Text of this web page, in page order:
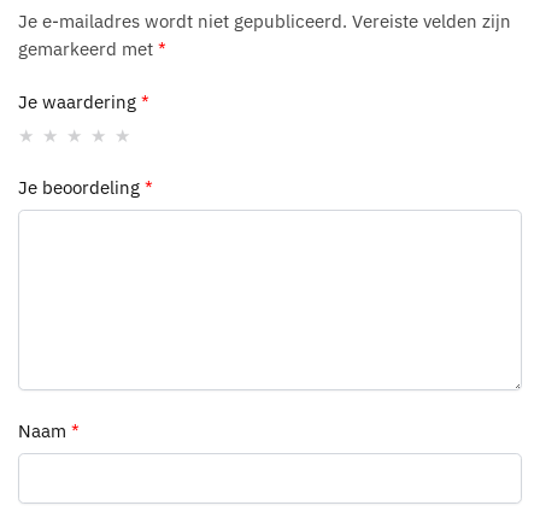
Je e-mailadres wordt niet gepubliceerd. Vereiste velden zijn
gemarkeerd met *
Je waardering *
Je beoordeling *
Naam *